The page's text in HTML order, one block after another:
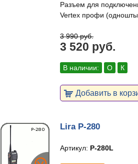
Разъем для
Vertex профи
3 990 руб.
3 520 руб.
В наличии: О К
Добавить в
Lira P-280
Артикул: P-280L